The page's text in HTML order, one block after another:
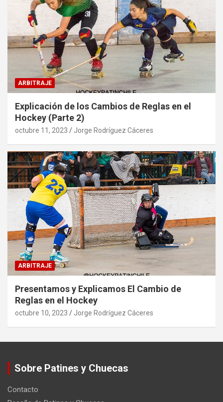
ARBITRAJE
Explicación de los Cambios de Reglas en el
Hockey (Parte 2)
octubre 11, 2023 Jorge Rodríguez Cáceres
ARBITRAJE
Presentamos y Explicamos El Cambio de
Reglas en el Hockey
octubre 10, 2023 Jorge Rodríguez Cáceres
Sobre Patines y Chuecas
Contacto